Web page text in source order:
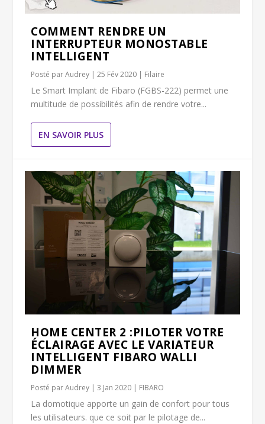
COMMENT RENDRE UN
INTERRUPTEUR MONOSTABLE
INTELLIGENT
Posté parAudrey |25 Fév 2020 | Filaire
Le Smart Implant de Fibaro (FGBS-222) permet une
multitude de possibilités afin de rendre votre...
EN SAVOIR PLUS
HOME CENTER 2 :PILOTER VOTRE
ÉCLAIRAGE AVEC LE VARIATEUR
INTELLIGENT FIBARO WALLI
DIMMER
Posté parAudrey |3 Jan 2020 | FIBARO
La domotique apporte un gain de confort pour tous
les utilisateurs. que ce soit par le pilotage de...